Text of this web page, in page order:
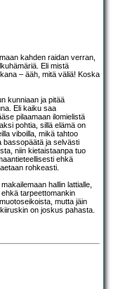
kahden raidan verran,
Eli mistä
– ääh, mitä väliä! Koska
kunniaan ja pitää
Eli kaiku saa
pilaamaan ilomielistä
pohtia, sillä elämä on
viboilla, mikä tahtoo
bassopäätä ja selvästi
niin kietaistaanpa tuo
ehkä
rohkeasti.
hallin lattialle,
tarpeettomankin
mutta jäin
on joskus pahasta.